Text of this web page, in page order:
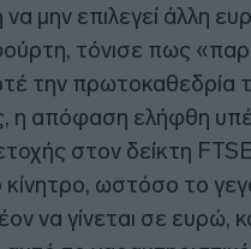
μην επιλεγεί άλλη
τόνισε πως
την πρωτοκαθεδρία
η απόφαση ελήφθη
στον δείκτη
ωστόσο το
να γίνεται σε ευρώ,